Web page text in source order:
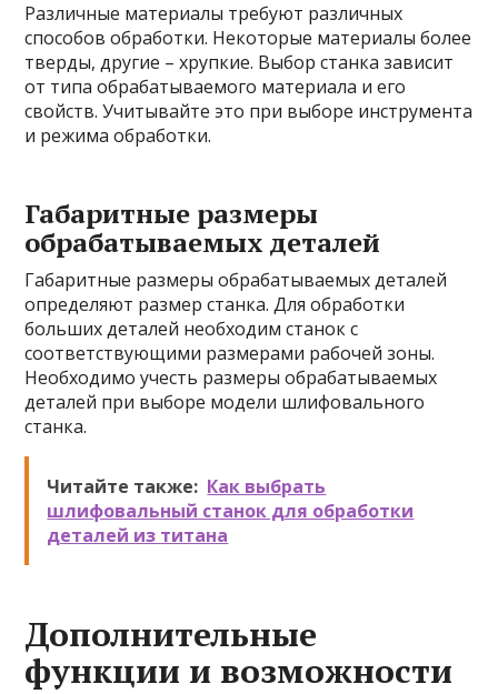
Различные материалы требуют различных
способов обработки. Некоторые материалы более
тверды, другие – хрупкие. Выбор станка зависит
от типа обрабатываемого материала и его
свойств. Учитывайте это при выборе инструмента
и режима обработки.
Габаритные размеры
обрабатываемых деталей
Габаритные размеры обрабатываемых деталей
определяют размер станка. Для обработки
больших деталей необходим станок с
соответствующими размерами рабочей зоны.
Необходимо учесть размеры обрабатываемых
деталей при выборе модели шлифовального
станка.
Читайте также: Как выбрать
шлифовальный станок для обработки
деталей из титана
Дополнительные
функции и возможности